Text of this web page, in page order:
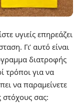
υγιείς επηρεάζει
Γι’ αυτό είναι
διατροφής
τρόποι για να
να παραμείνετε
στόχους σας: